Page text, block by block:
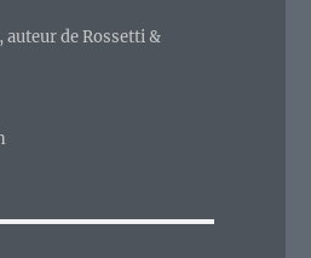
prometteur. »
auteur de Rossetti &